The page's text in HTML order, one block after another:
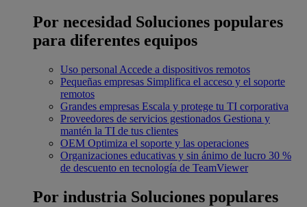
Por necesidad Soluciones populares
para diferentes equipos
Uso personal Accede a dispositivos remotos
Pequeñas empresas Simplifica el acceso y el soporte
remotos
Grandes empresas Escala y protege tu TI corporativa
Proveedores de servicios gestionados Gestiona y
mantén la TI de tus clientes
OEM Optimiza el soporte y las operaciones
Organizaciones educativas y sin ánimo de lucro 30 %
de descuento en tecnología de TeamViewer
Por industria Soluciones populares